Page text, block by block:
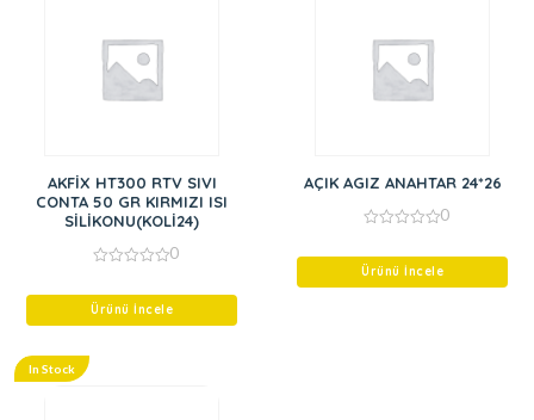
AKFİX HT300 RTV SIVI
CONTA 50 GR KIRMIZI ISI
SİLİKONU(KOLİ24)
of
0
Ürünü İncele
AÇIK AGIZ ANAHTAR 24*26
of
0
Ürünü İncele
In Stock